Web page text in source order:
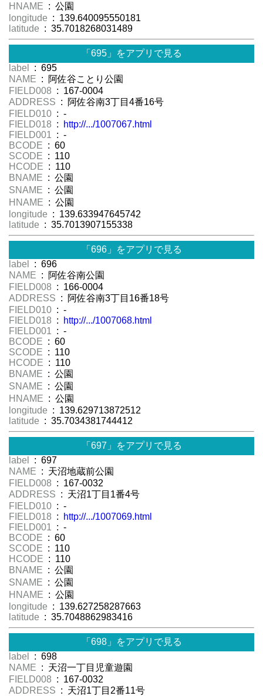
HNAME : 公園
longitude : 139.640095550181
latitude : 35.7018268031489
「695」をアプリで見る
label
: 695
NAME : 阿佐谷ことり公園
FIELD008 : 167-0004
ADDRESS : 阿佐谷南3丁目4番16号
FIELD010 : -
FIELD018 :
http://.../1007067.html
FIELD001 : -
BCODE : 60
SCODE : 110
HCODE : 110
BNAME : 公園
SNAME : 公園
HNAME : 公園
longitude : 139.633947645742
latitude : 35.7013907155338
「696」をアプリで見る
label
: 696
NAME : 阿佐谷南公園
FIELD008 : 166-0004
ADDRESS : 阿佐谷南3丁目16番18号
FIELD010 : -
FIELD018 :
http://.../1007068.html
FIELD001 : -
BCODE : 60
SCODE : 110
HCODE : 110
BNAME : 公園
SNAME : 公園
HNAME : 公園
longitude : 139.629713872512
latitude : 35.7034381744412
「697」をアプリで見る
label
: 697
NAME : 天沼地蔵前公園
FIELD008 : 167-0032
ADDRESS : 天沼1丁目1番4号
FIELD010 : -
FIELD018 :
http://.../1007069.html
FIELD001 : -
BCODE : 60
SCODE : 110
HCODE : 110
BNAME : 公園
SNAME : 公園
HNAME : 公園
longitude : 139.627258287663
latitude : 35.7048862983416
「698」をアプリで見る
label
: 698
NAME : 天沼一丁目児童遊園
FIELD008 : 167-0032
ADDRESS : 天沼1丁目2番11号